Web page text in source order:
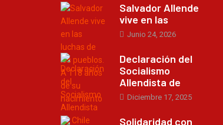
Salvador Allende
vive en las
Junio 24, 2026
Declaración del
Socialismo
Allendista de
Diciembre 17, 2025
Solidaridad con